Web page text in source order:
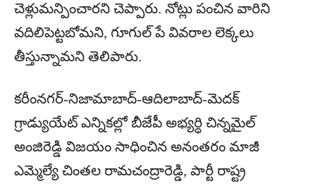
చెళ్లుమన్పించారని చెప్పారు. నోట్లు పంచిన వారిని
వదిలిపెట్టబోమని, గూగుల్ పే వివరాల లెక్కలు
తీస్తున్నామని తెలిపారు.
కరీంనగర్-నిజామాబాద్-ఆదిలాబాద్-మెదక్
గ్రాడ్యుయేట్ ఎన్నికల్లో బీజేపీ అభ్యర్ధి చిన్నమైల్
అంజిరెడ్డి విజయం సాధించిన అనంతరం మాజీ
ఎమ్మెల్యే చింతల రామచంద్రారెడ్డి, పార్టీ రాష్ట్ర